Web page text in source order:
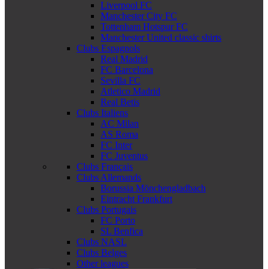
Liverpool FC
Manchester City FC
Tottenham Hotspur FC
Manchester United classic shirts
Clubs Espagnols
Real Madrid
FC Barcelona
Sevilla FC
Atletico Madrid
Real Betis
Clubs Italiens
AC Milan
AS Roma
FC Inter
FC Juventus
Clubs Français
Clubs Allemands
Borussia Mönchengladbach
Eintracht Frankfurt
Clubs Portugais
FC Porto
SL Benfica
Clubs NASL
Clubs Belges
Other leagues